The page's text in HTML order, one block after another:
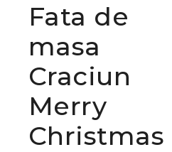
Fata de
masa
Craciun
Merry
Christmas